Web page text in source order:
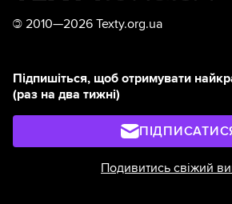
© 2010—2026 Texty.org.ua
Підпишіться, щоб отримувати
(раз на два тижні)
Подивитись свіжий